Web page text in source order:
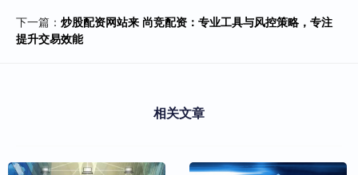
下一篇： 炒股配资网站来 尚竞配资：专业工具与风控策略，专注
提升交易效能
相关文章